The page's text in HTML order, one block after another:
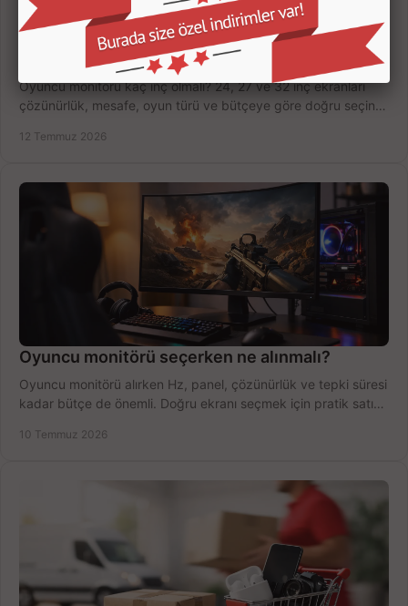
Oyuncu Monitörü Kaç İnç Olmalı? Doğru Seçim
Oyuncu monitörü kaç inç olmalı? 24, 27 ve 32 inç ekranları
çözünürlük, mesafe, oyun türü ve bütçeye göre doğru seçin,
12 Temmuz 2026
Oyuncu monitörü seçerken ne alınmalı?
Oyuncu monitörü alırken Hz, panel, çözünürlük ve tepki süresi
kadar bütçe de önemli. Doğru ekranı seçmek için pratik satın
10 Temmuz 2026